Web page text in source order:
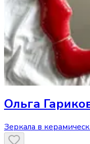
Ольга
Зеркала в